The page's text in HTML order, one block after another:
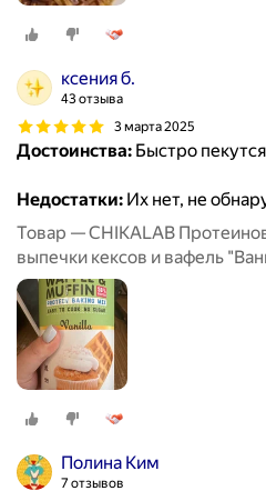
ксения б.
43 отзыва
3 марта 2025
Достоинства: Быстро
Недостатки: Их нет, не
Товар — CHIKALAB
выпечки кексов и вафель
Полина Ким
7 отзывов